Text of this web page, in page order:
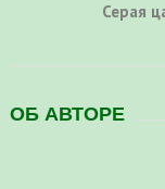
Серая
ОБ АВТОРЕ